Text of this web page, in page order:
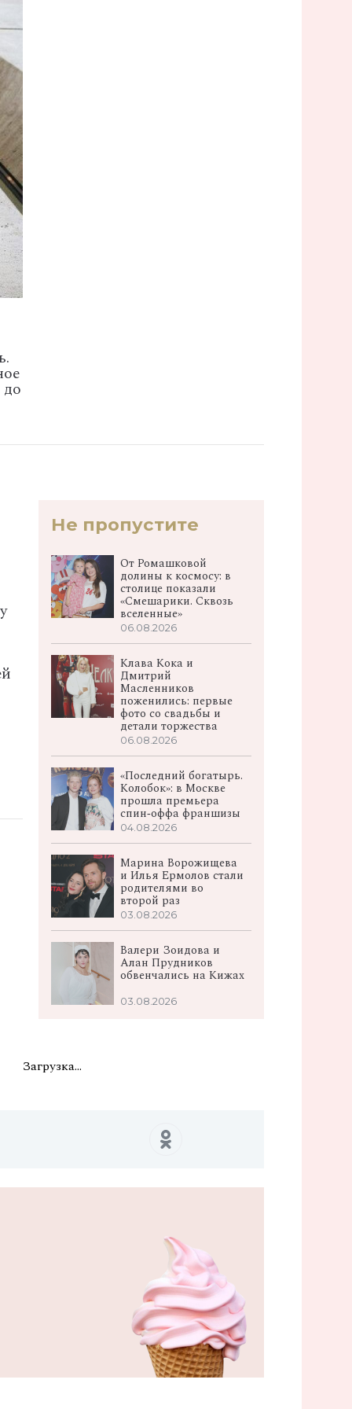
Не пропустите
От Ромашковой
долины к космосу: в
столице показали
«Смешарики. Сквозь
вселенные»
06.08.2026
Клава Кока и
Дмитрий
Масленников
поженились: первые
фото со свадьбы и
детали торжества
06.08.2026
«Последний богатырь.
Колобок»: в Москве
прошла премьера
спин‑оффа франшизы
04.08.2026
Марина Ворожищева
и Илья Ермолов стали
родителями во
второй раз
03.08.2026
Валери Зоидова и
Алан Прудников
обвенчались на Кижах
03.08.2026
Загрузка...